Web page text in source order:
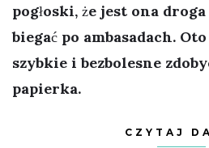
pogłoski, że jest ona
biegać po ambasadach.
szybkie i bezbolesne
papierka.
CZYTAJ